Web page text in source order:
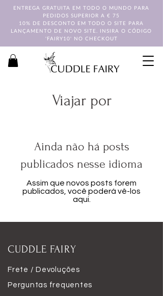
ENTREGA GRATUITA EM TODO O MUNDO PARA
PEDIDOS SUPERIOR A € 75
10% DE DESCONTO EM TODO O SITE PARA
LANÇAMENTO DE NOVO SITE. INSIRA O CÓDIGO
'FAIRY10' NO CHECKOUT
Viajar por
Ainda não há posts
publicados nesse idioma
Assim que novos posts forem
publicados, você poderá vê-los
aqui.
CUDDLE FAIRY
Frete / Devoluções
Perguntas frequentes